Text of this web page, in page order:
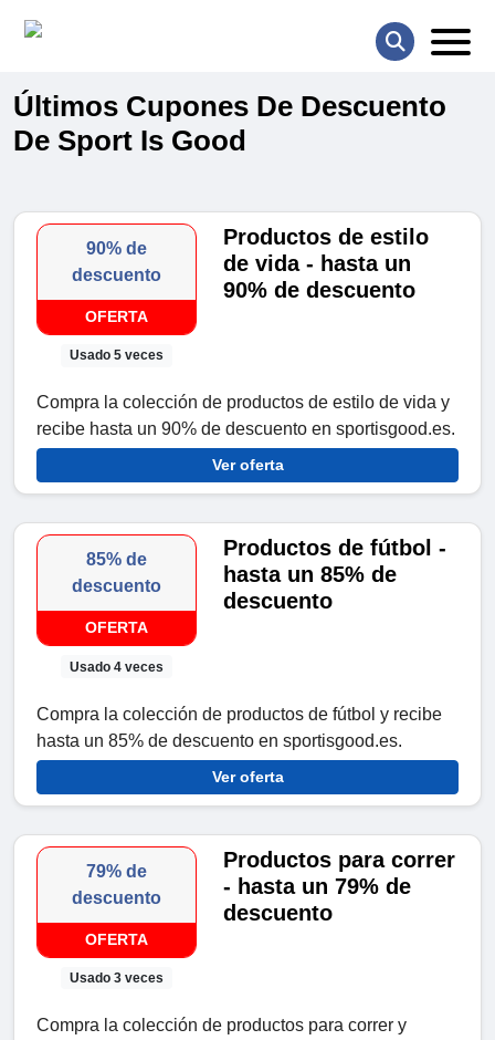
Últimos Cupones De Descuento
De Sport Is Good
90% de
descuento
OFERTA
Usado 5 veces
Productos de estilo
de vida - hasta un
90% de descuento
Compra la colección de productos de estilo de vida y
recibe hasta un 90% de descuento en sportisgood.es.
Ver oferta
85% de
descuento
OFERTA
Usado 4 veces
Productos de fútbol -
hasta un 85% de
descuento
Compra la colección de productos de fútbol y recibe
hasta un 85% de descuento en sportisgood.es.
Ver oferta
79% de
descuento
OFERTA
Usado 3 veces
Productos para correr
- hasta un 79% de
descuento
Compra la colección de productos para correr y